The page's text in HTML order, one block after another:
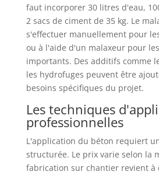
faut incorporer 30 litres d'eau,
2 sacs de ciment de 35 kg. Le
s'effectuer manuellement pour
ou à l'aide d'un malaxeur pour
importants. Des additifs comme
les hydrofuges peuvent être
besoins spécifiques du projet.
Les techniques
professionnelles
L'application du béton requiert
structurée. Le prix varie selon la
fabrication sur chantier revient à